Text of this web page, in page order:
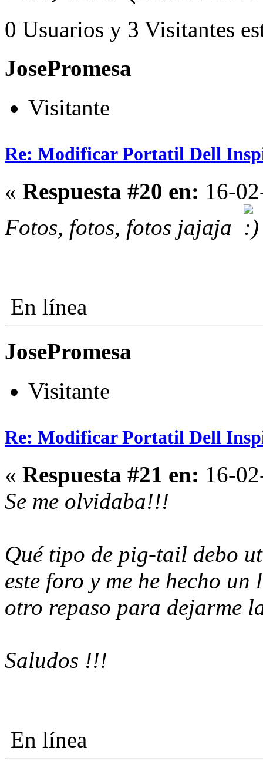
0 Usuarios y 3 Visitantes
JosePromesa
Visitante
Re: Modificar Portatil Dell
« Respuesta #20 en: 16-
Fotos, fotos, fotos jajaja
En línea
JosePromesa
Visitante
Re: Modificar Portatil Dell
« Respuesta #21 en: 16-
Se me olvidaba!!!
Qué tipo de pig-tail debo
este foro y me he hecho
otro repaso para dejarme
Saludos !!!
En línea